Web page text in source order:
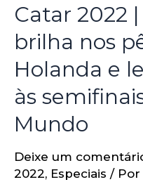
Catar 2022
brilha nos
Holanda e
às
Mundo
Deixe um
2022, Especiais / Por